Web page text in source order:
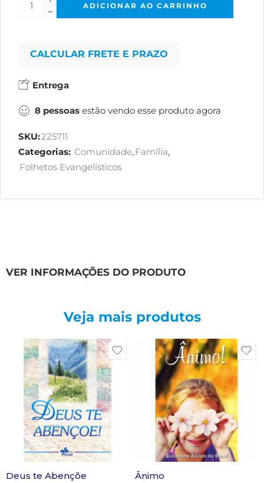
ADICIONAR AO CARRINHO
CALCULAR FRETE E PRAZO
Entrega
8 pessoas estão vendo esse produto agora
SKU:225711
Categorias: Comunidade,Família,
Folhetos Evangelísticos
VER INFORMAÇÕES DO PRODUTO
Veja mais produtos
Deus te Abençõe Ânimo